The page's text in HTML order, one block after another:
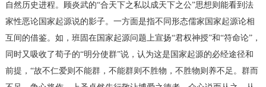
自然历史进程。顾炎武的“合天下之私以成天下之公”思想则能看到法
家性恶论国家起源说的影子。一方面是指不同形态儒家国家起源论相
互间的借鉴。如，班固在国家起源问题上宣扬“君权神授”和“符命论”，
同时又吸收了荀子的“明分使群”说，认为这是国家起源的必经途径和
前提，“故不仁爱则不能群，不能群则不胜物，不胜物则养不足。群而